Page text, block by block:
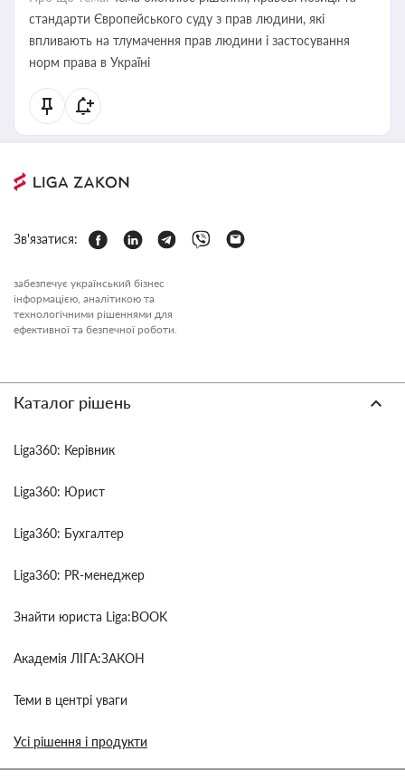
стандарти Європейського суду з прав людини, які
впливають на тлумачення прав людини і застосування
норм права в Україні
Зв'язатися:
забезпечує український бізнес
інформацією, аналітикою та
технологічними рішеннями для
ефективної та безпечної роботи.
Каталог рішень
Liga360: Керівник
Liga360: Юрист
Liga360: Бухгалтер
Liga360: PR-менеджер
Знайти юриста Liga:BOOK
Академія ЛІГА:ЗАКОН
Теми в центрі уваги
Усі рішення і продукти